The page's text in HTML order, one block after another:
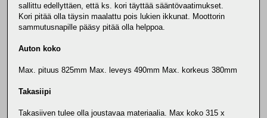
sallittu edellyttäen, että ks. kori täyttää sääntövaatimukset.
Kori pitää olla täysin maalattu pois lukien ikkunat. Moottorin
sammutusnapille pääsy pitää olla helppoa.
Auton koko
Max. pituus 825mm Max. leveys 490mm Max. korkeus 380mm
Takasiipi
Takasiiven tulee olla joustavaa materiaalia. Max koko 315 x